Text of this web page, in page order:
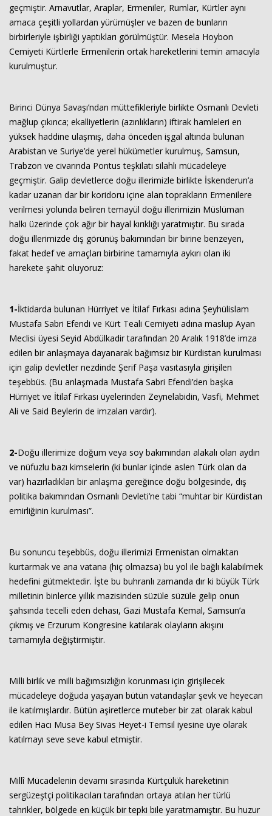
geçmiştir. Arnavutlar, Araplar, Ermeniler, Rumlar, Kürtler aynı
amaca çeşitli yollardan yürümüşler ve bazen de bunların
birbirleriyle işbirliği yaptıkları görülmüştür. Mesela Hoybon
Cemiyeti Kürtlerle Ermenilerin ortak hareketlerini temin amacıyla
kurulmuştur.
Birinci Dünya Savaşı’ndan müttefikleriyle birlikte Osmanlı Devleti
mağlup çıkınca; ekalliyetlerin (azınlıkların) iftirak hamleleri en
yüksek haddine ulaşmış, daha önceden işgal altında bulunan
Arabistan ve Suriye’de yerel hükümetler kurulmuş, Samsun,
Trabzon ve civarında Pontus teşkilatı silahlı mücadeleye
geçmiştir. Galip devletlerce doğu illerimizle birlikte İskenderun’a
kadar uzanan dar bir koridoru içine alan toprakların Ermenilere
verilmesi yolunda beliren temayül doğu illerimizin Müslüman
halkı üzerinde çok ağır bir hayal kırıklığı yaratmıştır. Bu sırada
doğu illerimizde dış görünüş bakımından bir birine benzeyen,
fakat hedef ve amaçları birbirine tamamıyla aykırı olan iki
harekete şahit oluyoruz:
1-İktidarda bulunan Hürriyet ve İtilaf Fırkası adına Şeyhülislam
Mustafa Sabri Efendi ve Kürt Teali Cemiyeti adına maslup Ayan
Meclisi üyesi Seyid Abdülkadir tarafından 20 Aralık 1918’de imza
edilen bir anlaşmaya dayanarak bağımsız bir Kürdistan kurulması
için galip devletler nezdinde Şerif Paşa vasıtasıyla girişilen
teşebbüs. (Bu anlaşmada Mustafa Sabri Efendi’den başka
Hürriyet ve İtilaf Fırkası üyelerinden Zeynelabidin, Vasfi, Mehmet
Ali ve Said Beylerin de imzaları vardır).
2-Doğu illerimize doğum veya soy bakımından alakalı olan aydın
ve nüfuzlu bazı kimselerin (ki bunlar içinde aslen Türk olan da
var) hazırladıkları bir anlaşma gereğince doğu bölgesinde, dış
politika bakımından Osmanlı Devleti’ne tabi “muhtar bir Kürdistan
emirliğinin kurulması”.
Bu sonuncu teşebbüs, doğu illerimizi Ermenistan olmaktan
kurtarmak ve ana vatana (hiç olmazsa) bu yol ile bağlı kalabilmek
hedefini gütmektedir. İşte bu buhranlı zamanda dır ki büyük Türk
milletinin binlerce yıllık mazisinden süzüle süzüle gelip onun
şahsında tecelli eden dehası, Gazi Mustafa Kemal, Samsun’a
çıkmış ve Erzurum Kongresine katılarak olayların akışını
tamamıyla değiştirmiştir.
Milli birlik ve milli bağımsızlığın korunması için girişilecek
mücadeleye doğuda yaşayan bütün vatandaşlar şevk ve heyecan
ile katılmışlardır. Bütün aşiretlerce muteber bir zat olarak kabul
edilen Hacı Musa Bey Sivas Heyet-i Temsil iyesine üye olarak
katılmayı seve seve kabul etmiştir.
Millî Mücadelenin devamı sırasında Kürtçülük hareketinin
sergüzeştçi politikacıları tarafından ortaya atılan her türlü
tahrikler, bölgede en küçük bir tepki bile yaratmamıştır. Bu huzur